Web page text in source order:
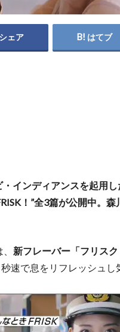
シェア はてブ
インディアンスを起用
！”全3篇が公開中。
新フレーバー「フリス
速で息をリフレッシュし